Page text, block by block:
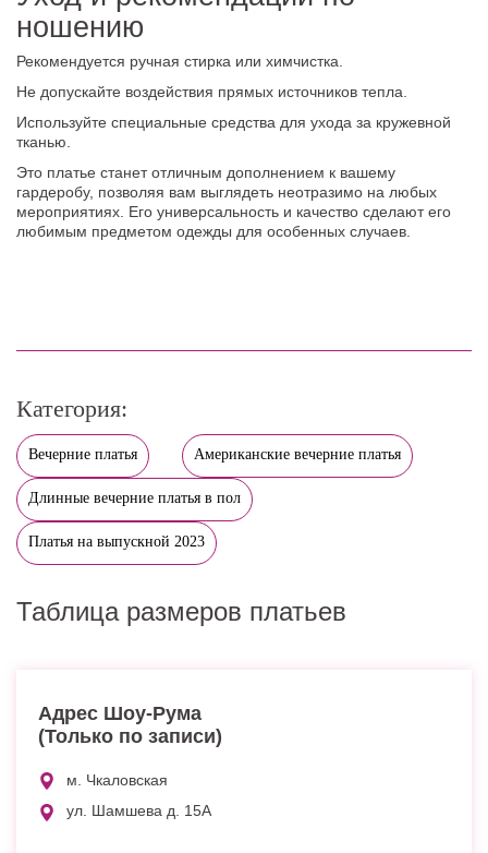
ношению
Рекомендуется ручная стирка или химчистка.
Не допускайте воздействия прямых источников тепла.
Используйте специальные средства для ухода за кружевной
тканью.
Это платье станет отличным дополнением к вашему
гардеробу, позволяя вам выглядеть неотразимо на любых
мероприятиях. Его универсальность и качество сделают его
любимым предметом одежды для особенных случаев.
Категория:
Вечерние платья Американские вечерние платья
Длинные вечерние платья в пол
Платья на выпускной 2023
Таблица размеров платьев
Адрес Шоу-Рума
(Только по записи)
м. Чкаловская
ул. Шамшева д. 15А